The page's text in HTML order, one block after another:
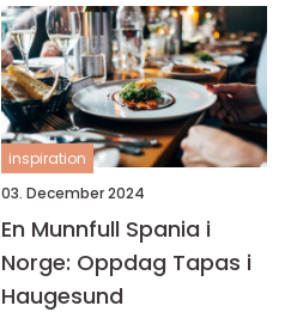
inspiration
03. December 2024
En Munnfull Spania i
Norge: Oppdag Tapas i
Haugesund